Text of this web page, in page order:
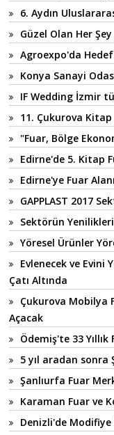
6. Aydın
Güzel Olan Her
Agroexpo'da
Konya Sanayi
IF Wedding İzmir
11. Çukurova Kitap
"Fuar, Bölge
Edirne'de 5. Kitap
Edirne'ye Fuar
GAPPLAST 2017
Sektörün
Yöresel Ürünler
Evlenecek ve Evini
Çatı Altında
Çukurova Mobilya
Açacak
Ödemiş'te 33 Yıllık
5 yıl aradan
Şanlıurfa Fuar
Karaman Fuar ve
Denizli'de Modifiye